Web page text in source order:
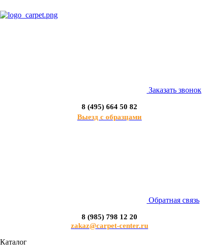
Заказать звонок
8 (495) 664 50 82
Выезд с образцами
Обратная связь
8 (985) 798 12 20
zakaz@carpet-center.ru
Каталог